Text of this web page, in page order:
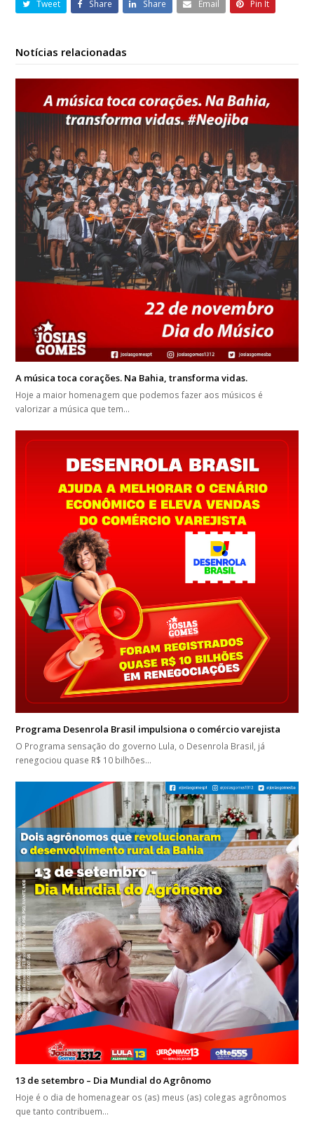
Tweet Share Share Email Pin It
Notícias relacionadas
A música toca corações. Na Bahia, transforma vidas.
Hoje a maior homenagem que podemos fazer aos músicos é
valorizar a música que tem…
Programa Desenrola Brasil impulsiona o comércio varejista
O Programa sensação do governo Lula, o Desenrola Brasil, já
renegociou quase R$ 10 bilhões…
13 de setembro – Dia Mundial do Agrônomo
Hoje é o dia de homenagear os (as) meus (as) colegas agrônomos
que tanto contribuem…